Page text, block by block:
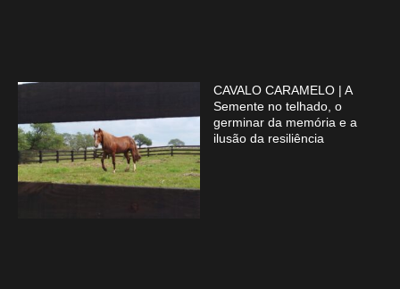
CAVALO CARAMELO | A
Semente no telhado, o
germinar da memória e a
ilusão da resiliência